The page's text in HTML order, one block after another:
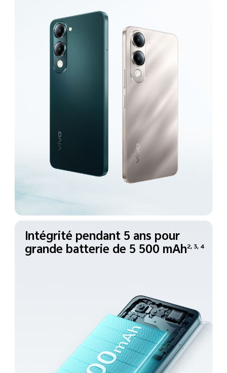
Intégrité pendant 5 ans pour
grande batterie de 5 500 mAh2, 3, 4